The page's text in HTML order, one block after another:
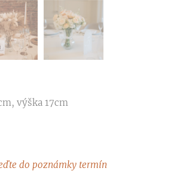
výška 17cm
do poznámky termín